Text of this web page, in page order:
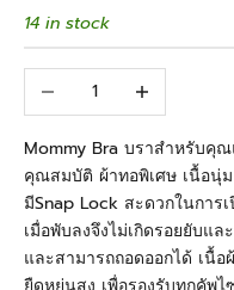
14 in stock
Decrease quantityIncrease
Mommy Bra บราสำหรับคุ
คุณสมบัติ ผ้าทอพิเศษ เนื้อนุ่
มีSnap Lock สะดวกในกา
เมื่อพับลงจึงไม่เกิดรอยยับแ
และสามารถถอดออกได้ เนื้